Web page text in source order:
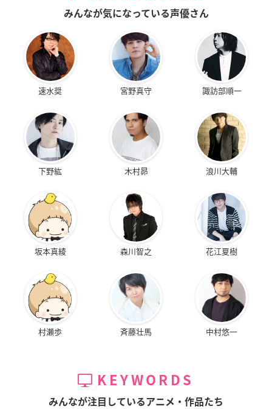
みんなが気になっている声優さん
速水奨 宮野真守 諏訪部順一
下野紘 木村昴 浪川大輔
坂本真綾 森川智之 花江夏樹
村瀬歩 斉藤壮馬 中村悠一
KEYWORDS
みんなが注目しているアニメ・作品たち